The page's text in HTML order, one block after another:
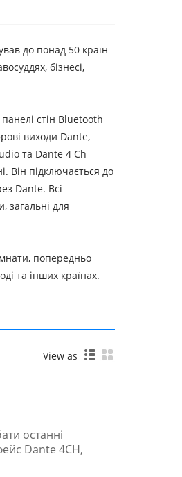
до понад 50 країн
бізнесі,
стін Bluetooth
виходи Dante,
та Dante 4 Ch
Він підключається до
Dante. Всі
загальні для
попередньо
та інших країнах.
View as
останні
Dante 4CH,